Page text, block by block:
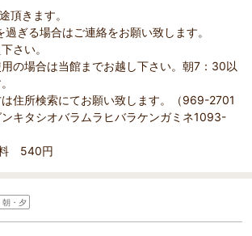
頂きます。
過ぎる場合はご連絡をお願い致します。
さい。
用の場合は当館までお越し下さい。朝7：30以
は住所検索にてお願い致します。（969-2701
キタシオバラムラヒバラケンガミネ1093-
540円
朝・夕